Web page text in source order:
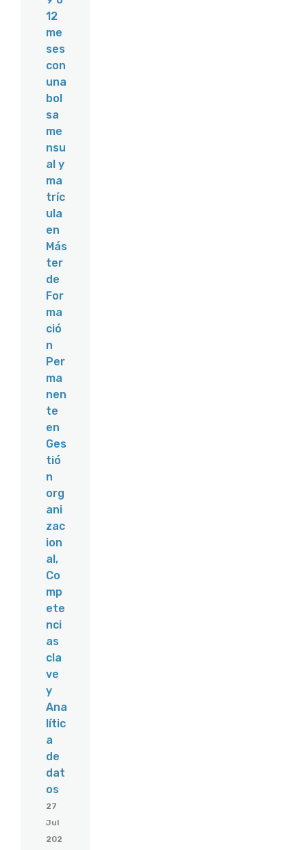
12
me
ses
con
una
bol
sa
me
nsu
al y
ma
tríc
ula
en
Más
ter
de
For
ma
ció
n
Per
ma
nen
te
en
Ges
tió
n
org
ani
zac
ion
al,
Co
mp
ete
nci
as
cla
ve
y
Ana
lític
a
de
dat
os
27
Jul
202